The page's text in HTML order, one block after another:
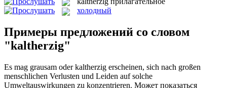
холодный
Примеры предложений со словом
"kaltherzig"
Es mag grausam oderkaltherzig erscheinen, sich nach großen
menschlichen Verlusten und Leiden auf solche
Umweltauswirkungen zu konzentrieren. Может показаться